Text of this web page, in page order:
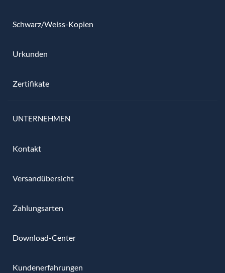
Schwarz/Weiss-Kopien
Urkunden
Zertifikate
UNTERNEHMEN
Kontakt
Versandübersicht
Zahlungsarten
Download-Center
Kundenerfahrungen